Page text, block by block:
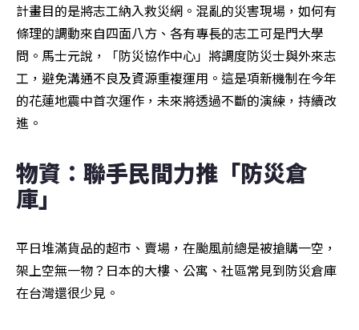
計畫目的是將志工納入救災網。混亂的災害現場，如何有
條理的調動來自四面八方、各有專長的志工可是門大學
問。馬士元說，「防災協作中心」將調度防災士與外來志
工，避免溝通不良及資源重複運用。這是項新機制在今年
的花蓮地震中首次運作，未來將透過不斷的演練，持續改
進。
物資：聯手民間力推「防災倉
庫」
平日堆滿貨品的超市、賣場，在颱風前總是被搶購一空，
架上空無一物？日本的大樓、公寓、社區常見到防災倉庫
在台灣還很少見。